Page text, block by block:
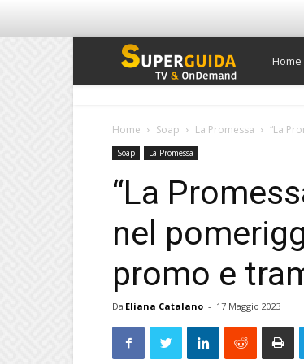
Super
Home
Home Soap La Promessa “La
Soap La Promessa
“La
nel
promo e
Da Eliana Catalano - 17 Maggio 2023